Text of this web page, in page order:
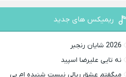
ریمیکس های جدید
2026 شایان رنجبر
نه تایی علیرضا اسپید
میگفتم عشق ریالی نیست شنیده ام بی